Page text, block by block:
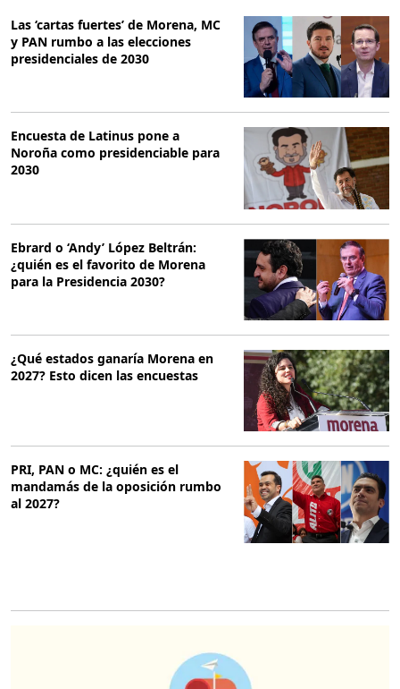
Las ‘cartas fuertes’ de Morena, MC
y PAN rumbo a las elecciones
presidenciales de 2030
Encuesta de Latinus pone a
Noroña como presidenciable para
2030
Ebrard o ‘Andy’ López Beltrán:
¿quién es el favorito de Morena
para la Presidencia 2030?
¿Qué estados ganaría Morena en
2027? Esto dicen las encuestas
PRI, PAN o MC: ¿quién es el
mandamás de la oposición rumbo
al 2027?